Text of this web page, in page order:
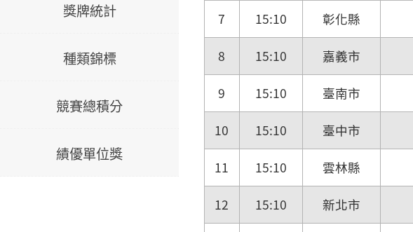
獎牌統計
種類錦標
競賽總積分
績優單位獎
7 15:10 彰化縣
8 15:10 嘉義市
9 15:10 臺南市
10 15:10 臺中市
11 15:10 雲林縣
12 15:10 新北市